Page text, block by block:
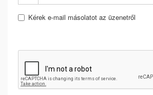
Kérek e-mail másolatot az üzenetről